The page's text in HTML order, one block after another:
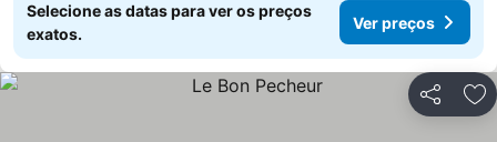
Selecione as datas para ver os preços
exatos.
Ver preços
Partilhar